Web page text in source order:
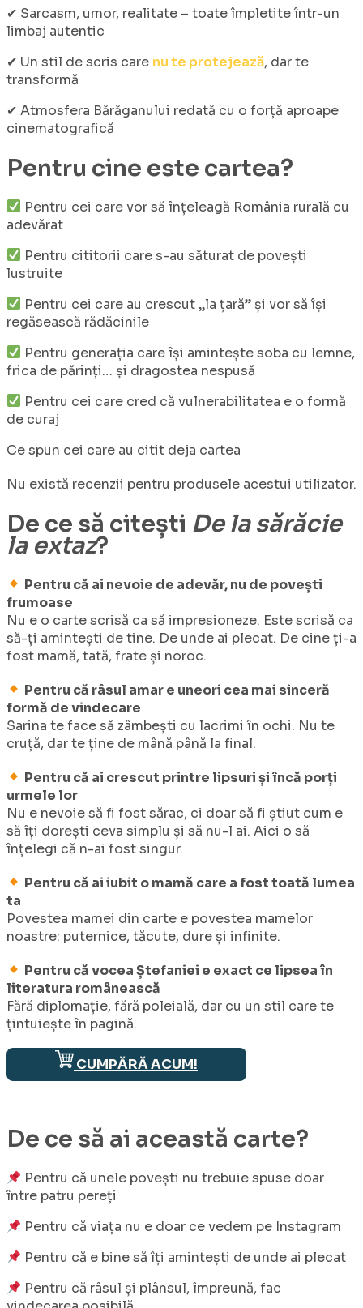
✔ Sarcasm, umor, realitate – toate împletite într-un
limbaj autentic
✔ Un stil de scris care nu te protejează, dar te
transformă
✔ Atmosfera Bărăganului redată cu o forță aproape
cinematografică
Pentru cine este cartea?
Pentru cei care vor să înțeleagă România rurală cu
adevărat
Pentru cititorii care s-au săturat de povești
lustruite
Pentru cei care au crescut „la țară” și vor să își
regăsească rădăcinile
Pentru generația care își amintește soba cu lemne,
frica de părinți… și dragostea nespusă
Pentru cei care cred că vulnerabilitatea e o formă
de curaj
Ce spun cei care au citit deja cartea​
Nu există recenzii pentru produsele acestui utilizator.
De ce să citești De la sărăcie
la extaz?
Pentru că ai nevoie de adevăr, nu de povești
frumoase
Nu e o carte scrisă ca să impresioneze. Este scrisă ca
să-ți amintești de tine. De unde ai plecat. De cine ți-a
fost mamă, tată, frate și noroc.
Pentru că râsul amar e uneori cea mai sinceră
formă de vindecare
Sarina te face să zâmbești cu lacrimi în ochi. Nu te
cruță, dar te ține de mână până la final.
Pentru că ai crescut printre lipsuri și încă porți
urmele lor
Nu e nevoie să fi fost sărac, ci doar să fi știut cum e
să îți dorești ceva simplu și să nu-l ai. Aici o să
înțelegi că n-ai fost singur.
Pentru că ai iubit o mamă care a fost toată lumea
ta
Povestea mamei din carte e povestea mamelor
noastre: puternice, tăcute, dure și infinite.
Pentru că vocea Ștefaniei e exact ce lipsea în
literatura românească
Fără diplomație, fără poleială, dar cu un stil care te
țintuiește în pagină.
CUMPĂRĂ ACUM!
De ce să ai această carte?
Pentru că unele povești nu trebuie spuse doar
între patru pereți
Pentru că viața nu e doar ce vedem pe Instagram
Pentru că e bine să îți amintești de unde ai plecat
Pentru că râsul și plânsul, împreună, fac